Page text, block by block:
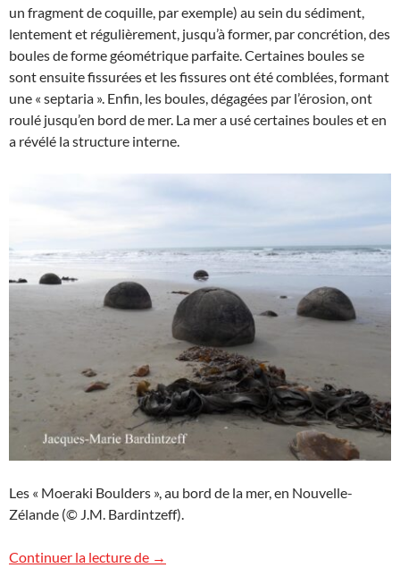
un fragment de coquille, par exemple) au sein du sédiment,
lentement et régulièrement, jusqu’à former, par concrétion, des
boules de forme géométrique parfaite. Certaines boules se
sont ensuite fissurées et les fissures ont été comblées, formant
une « septaria ». Enfin, les boules, dégagées par l’érosion, ont
roulé jusqu’en bord de mer. La mer a usé certaines boules et en
a révélé la structure interne.
Les « Moeraki Boulders », au bord de la mer, en Nouvelle-
Zélande (© J.M. Bardintzeff).
Continuer la lecture de Moeraki Boulders, Nouvelle-Zélande
→